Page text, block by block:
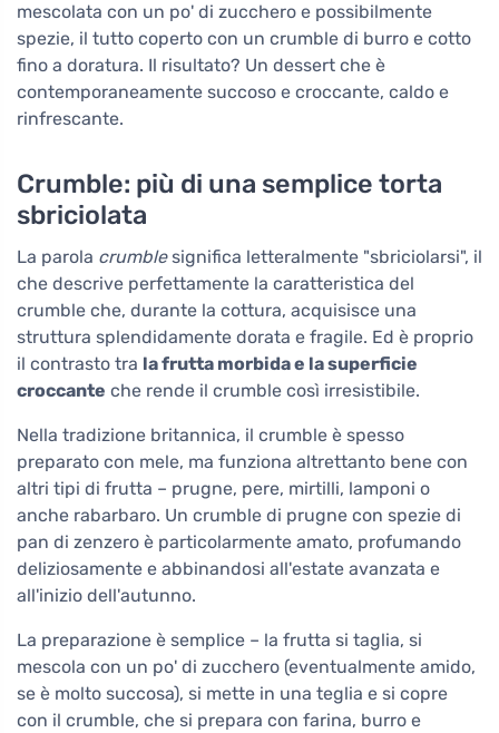
mescolata con un po' di zucchero e possibilmente
spezie, il tutto coperto con un crumble di burro e cotto
fino a doratura. Il risultato? Un dessert che è
contemporaneamente succoso e croccante, caldo e
rinfrescante.
Crumble: più di una semplice torta
sbriciolata
La parola crumblesignifica letteralmente "sbriciolarsi", il
che descrive perfettamente la caratteristica del
crumble che, durante la cottura, acquisisce una
struttura splendidamente dorata e fragile. Ed è proprio
il contrasto tra la frutta morbida e la superficie
croccante che rende il crumble così irresistibile.
Nella tradizione britannica, il crumble è spesso
preparato con mele, ma funziona altrettanto bene con
altri tipi di frutta – prugne, pere, mirtilli, lamponi o
anche rabarbaro. Un crumble di prugne con spezie di
pan di zenzero è particolarmente amato, profumando
deliziosamente e abbinandosi all'estate avanzata e
all'inizio dell'autunno.
La preparazione è semplice – la frutta si taglia, si
mescola con un po' di zucchero (eventualmente amido,
se è molto succosa), si mette in una teglia e si copre
con il crumble, che si prepara con farina, burro e